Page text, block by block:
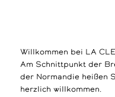
Willkommen bei LA
Am Schnittpunkt der
der Normandie heißen
herzlich willkommen.